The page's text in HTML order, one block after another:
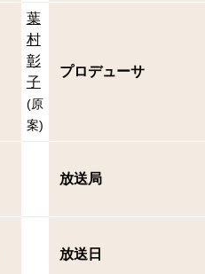
葉
村
彰
子
(原
案)
プロデューサ
放送局
放送日